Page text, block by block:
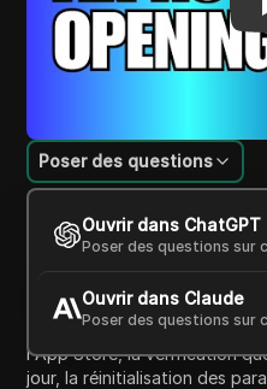
Introduction au
Poser des questions
Ouvrir dans ChatGPT
Poser des questions sur
Ouvrir dans Claude
Poser des questions sur
Cette vidéo fournit une
réparer l'application TikTok
ou ne fonctionne pas
spectateurs à travers la
l'application sur l'appareil, la
l'App Store, la vérification
jour, la réinitialisation des